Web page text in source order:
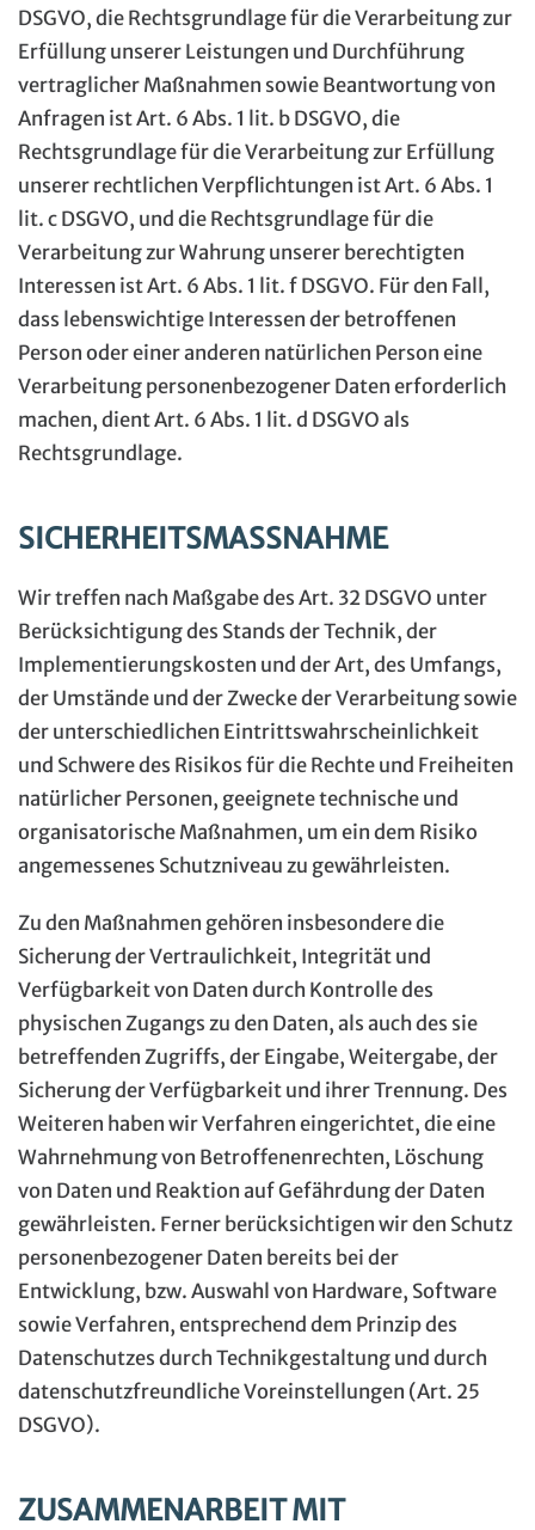
DSGVO, die Rechtsgrundlage für die Verarbeitung zur
Erfüllung unserer Leistungen und Durchführung
vertraglicher Maßnahmen sowie Beantwortung von
Anfragen ist Art. 6 Abs. 1 lit. b DSGVO, die
Rechtsgrundlage für die Verarbeitung zur Erfüllung
unserer rechtlichen Verpflichtungen ist Art. 6 Abs. 1
lit. c DSGVO, und die Rechtsgrundlage für die
Verarbeitung zur Wahrung unserer berechtigten
Interessen ist Art. 6 Abs. 1 lit. f DSGVO. Für den Fall,
dass lebenswichtige Interessen der betroffenen
Person oder einer anderen natürlichen Person eine
Verarbeitung personenbezogener Daten erforderlich
machen, dient Art. 6 Abs. 1 lit. d DSGVO als
Rechtsgrundlage.
SICHERHEITSMASSNAHME
Wir treffen nach Maßgabe des Art. 32 DSGVO unter
Berücksichtigung des Stands der Technik, der
Implementierungskosten und der Art, des Umfangs,
der Umstände und der Zwecke der Verarbeitung sowie
der unterschiedlichen Eintrittswahrscheinlichkeit
und Schwere des Risikos für die Rechte und Freiheiten
natürlicher Personen, geeignete technische und
organisatorische Maßnahmen, um ein dem Risiko
angemessenes Schutzniveau zu gewährleisten.
Zu den Maßnahmen gehören insbesondere die
Sicherung der Vertraulichkeit, Integrität und
Verfügbarkeit von Daten durch Kontrolle des
physischen Zugangs zu den Daten, als auch des sie
betreffenden Zugriffs, der Eingabe, Weitergabe, der
Sicherung der Verfügbarkeit und ihrer Trennung. Des
Weiteren haben wir Verfahren eingerichtet, die eine
Wahrnehmung von Betroffenenrechten, Löschung
von Daten und Reaktion auf Gefährdung der Daten
gewährleisten. Ferner berücksichtigen wir den Schutz
personenbezogener Daten bereits bei der
Entwicklung, bzw. Auswahl von Hardware, Software
sowie Verfahren, entsprechend dem Prinzip des
Datenschutzes durch Technikgestaltung und durch
datenschutzfreundliche Voreinstellungen (Art. 25
DSGVO).
ZUSAMMENARBEIT MIT